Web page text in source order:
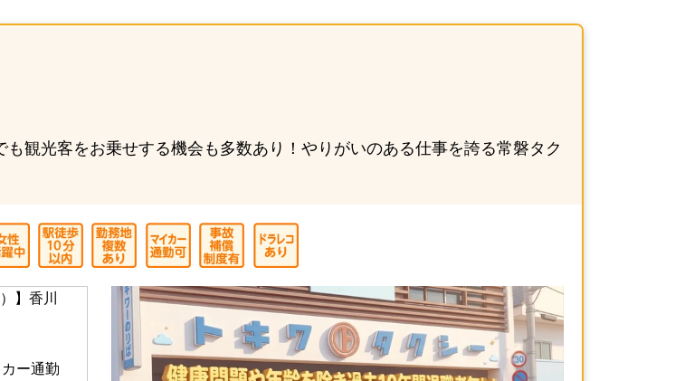
観光客をお乗せする機会も多数あり！やりがいのある仕事を誇る常磐タク
】香川
ー通勤